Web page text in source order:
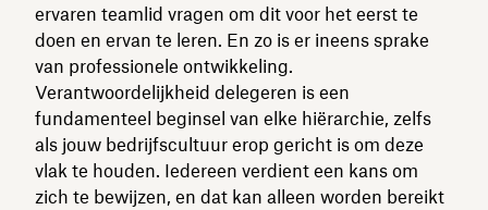
ervaren teamlid vragen om dit voor het eerst te
doen en ervan te leren. En zo is er ineens sprake
van professionele ontwikkeling.
Verantwoordelijkheid delegeren is een
fundamenteel beginsel van elke hiërarchie, zelfs
als jouw bedrijfscultuur erop gericht is om deze
vlak te houden. Iedereen verdient een kans om
zich te bewijzen, en dat kan alleen worden bereikt